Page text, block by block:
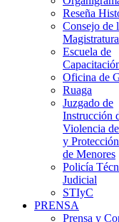
Reseña
Consejo de
Magistratura
Escuela de
Oficina de
Ruaga
Juzgado de
Instrucción
Violencia
y
de Menores
Policía
Judicial
STIyC
PRENSA
Prensa y